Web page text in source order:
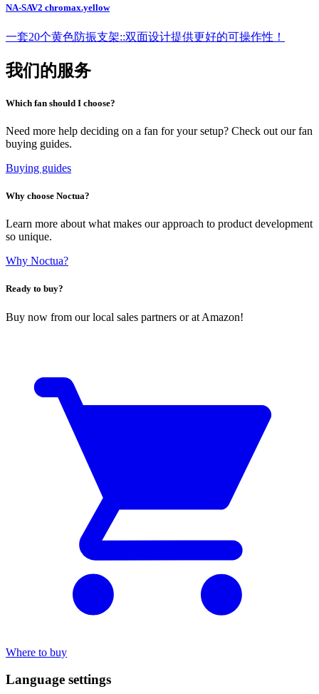
NA-SAV2 chromax.yellow
一套20个黄色防振支架::双面设计提供更好的可操作性！
我们的服务
Which fan should I choose?
Need more help deciding on a fan for your setup? Check out our fan
buying guides.
Buying guides
Why choose Noctua?
Learn more about what makes our approach to product development
so unique.
Why Noctua?
Ready to buy?
Buy now from our local sales partners or at Amazon!
Where to buy
Language settings